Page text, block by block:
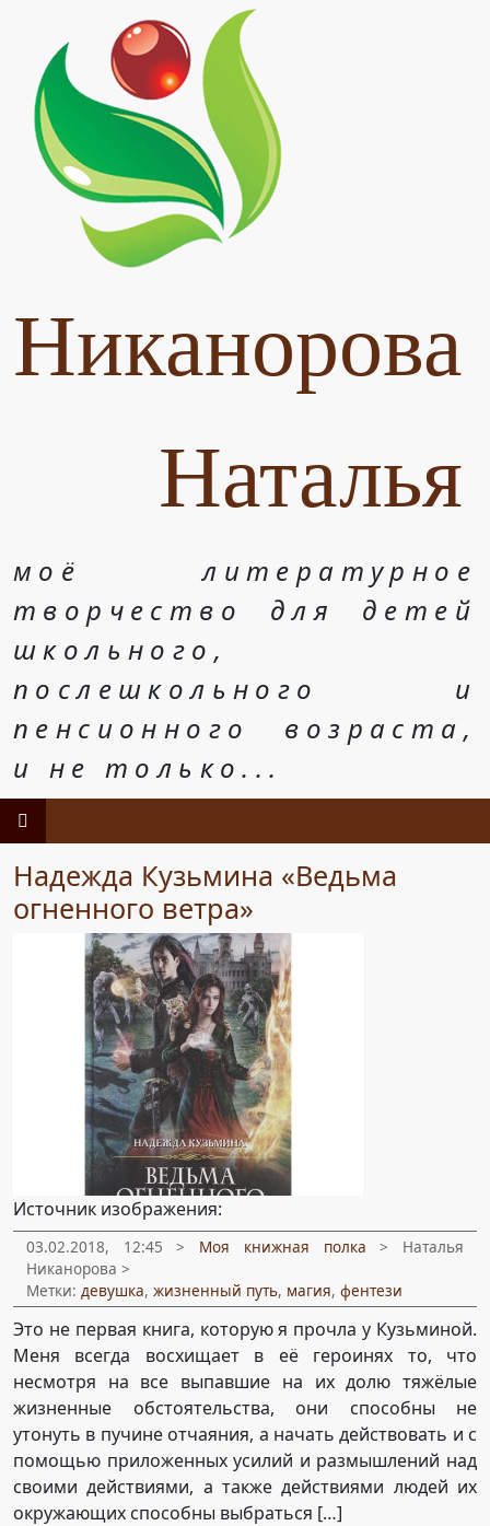
Никанорова
Наталья
моё литературное
творчество для детей
школьного,
послешкольного и
пенсионного возраста,
и не только...
Надежда Кузьмина «Ведьма
огненного ветра»
Источник изображения:
03.02.2018, 12:45 > Моя книжная полка > Наталья
Никанорова >
Метки: девушка, жизненный путь, магия, фентези
Это не первая книга, которую я прочла у Кузьминой.
Меня всегда восхищает в её героинях то, что
несмотря на все выпавшие на их долю тяжёлые
жизненные обстоятельства, они способны не
утонуть в пучине отчаяния, а начать действовать и с
помощью приложенных усилий и размышлений над
своими действиями, а также действиями людей их
окружающих способны выбраться […]